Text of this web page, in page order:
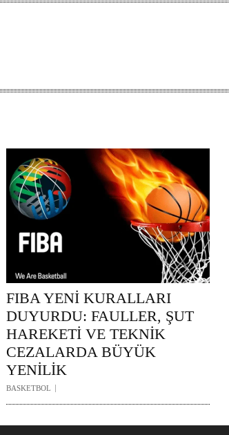
FIBA YENİ KURALLARI
DUYURDU: FAULLER, ŞUT
HAREKETİ VE TEKNİK
CEZALARDA BÜYÜK
YENİLİK
BASKETBOL